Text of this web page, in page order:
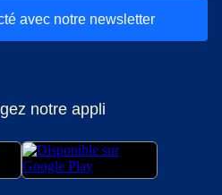
avec notre newsletter
notre appli